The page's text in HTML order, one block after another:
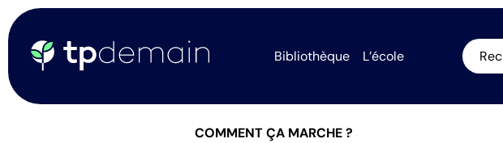
Bibliothèque L’école
COMMENT ÇA MARCHE ?